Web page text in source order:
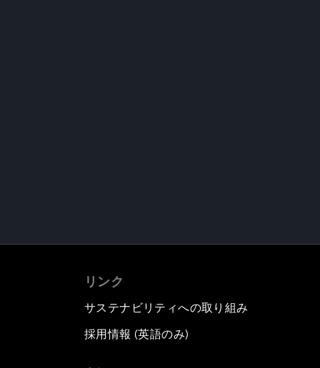
リンク
サステナビリティへの取り組み
採用情報 (英語のみ)